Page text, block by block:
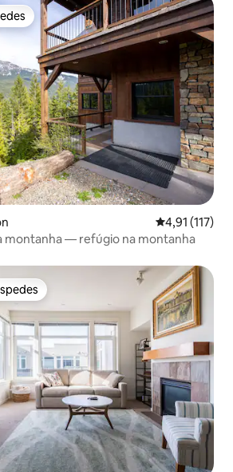
4,91 de uma
4,91 (117)
montanha — refúgio na montanha
dos hóspedes